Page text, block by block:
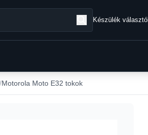
Készülék választó
Motorola Moto E32 tokok